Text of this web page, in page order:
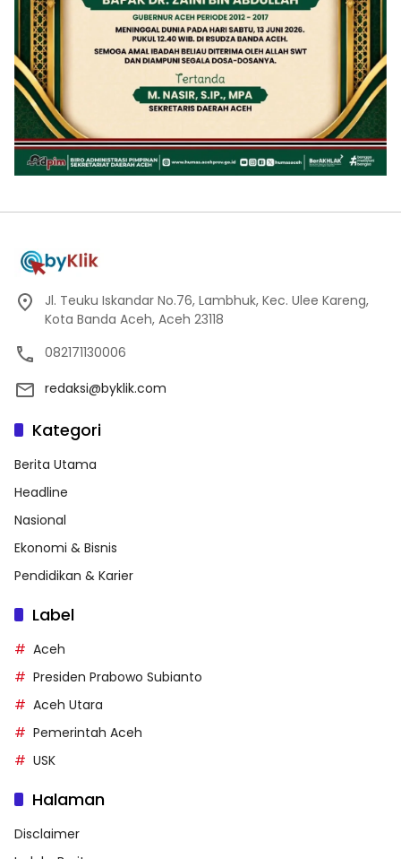
Jl. Teuku Iskandar No.76, Lambhuk, Kec. Ulee Kareng,
Kota Banda Aceh, Aceh 23118
082171130006
redaksi@byklik.com
Kategori
Berita Utama
Headline
Nasional
Ekonomi & Bisnis
Pendidikan & Karier
Label
Aceh
Presiden Prabowo Subianto
Aceh Utara
Pemerintah Aceh
USK
Halaman
Disclaimer